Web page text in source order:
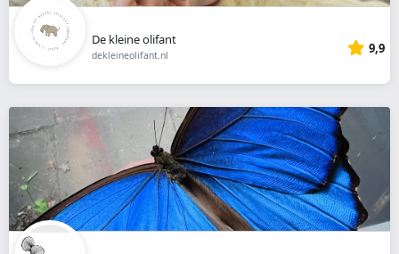
De kleine olifant
dekleineolifant.nl 9,9